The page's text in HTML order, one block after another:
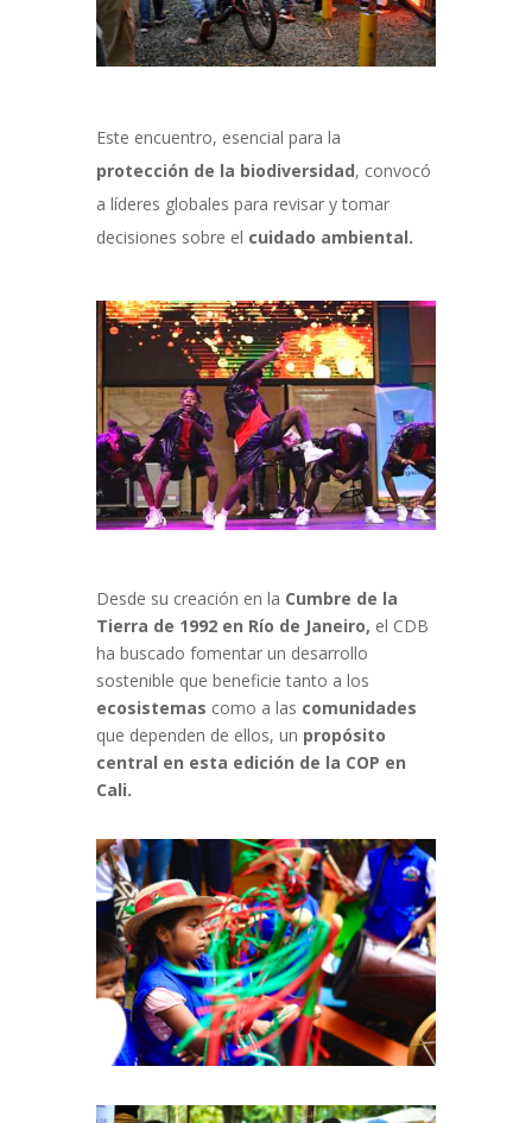
Este encuentro, esencial para la
protección de la biodiversidad, convocó
a líderes globales para revisar y tomar
decisiones sobre el cuidado ambiental.
Desde su creación en la Cumbre de la
Tierra de 1992 en Río de Janeiro, el CDB
ha buscado fomentar un desarrollo
sostenible que beneficie tanto a los
ecosistemas como a las comunidades
que dependen de ellos, un propósito
central en esta edición de la COP en
Cali.